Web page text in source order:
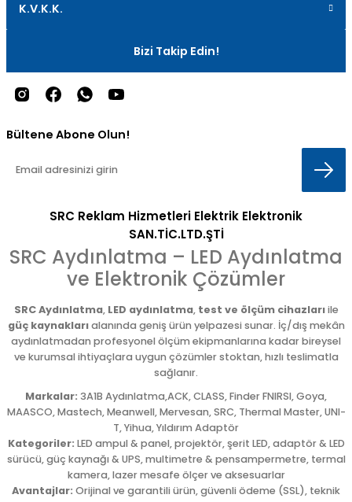
K.V.K.K.
Bizi Takip Edin!
Bültene Abone Olun!
SRC Reklam Hizmetleri Elektrik Elektronik
SAN.TİC.LTD.ŞTİ
SRC Aydınlatma – LED Aydınlatma
ve Elektronik Çözümler
SRC Aydınlatma, LED aydınlatma, test ve ölçüm cihazlarıile
güç kaynaklarıalanında geniş ürün yelpazesi sunar. İç/dış mekân
aydınlatmadan profesyonel ölçüm ekipmanlarına kadar bireysel
ve kurumsal ihtiyaçlara uygun çözümler stoktan, hızlı teslimatla
sağlanır.
Markalar: 3A1B Aydınlatma,ACK, CLASS, Finder FNIRSI, Goya,
MAASCO, Mastech, Meanwell, Mervesan, SRC, Thermal Master, UNI-
T, Yihua, Yıldırım Adaptör
Kategoriler: LED ampul & panel, projektör, şerit LED, adaptör & LED
sürücü, güç kaynağı & UPS, multimetre & pensampermetre, termal
kamera, lazer mesafe ölçer ve aksesuarlar
Avantajlar: Orijinal ve garantili ürün, güvenli ödeme (SSL), teknik